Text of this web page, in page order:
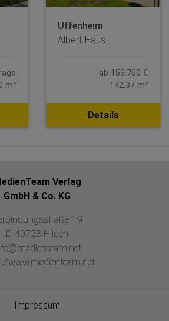
m²
Uffenheim
Albert-Haus
ab 153.760 €
142,37 m²
Details
Verlag
GmbH & Co. KG
19
D-40723 Hilden
www.medienteam.net
Impressum